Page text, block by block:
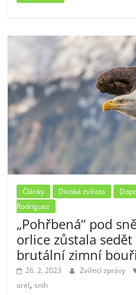
Články Divoká zvířata
Rodriguez
„Pohřbená“ pod
orlice zůstala
brutální zimní bouři
26. 2. 2023 Zvířecí zprávy
orel,sníh